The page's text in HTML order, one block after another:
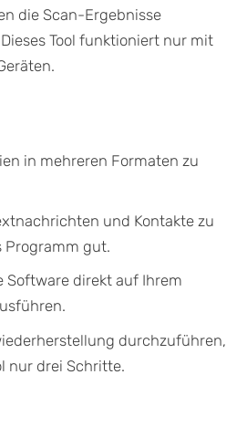
die Scan-Ergebnisse
Tool funktioniert nur mit
in mehreren Formaten zu
und Kontakte zu
Programm gut.
Software direkt auf Ihrem
durchzuführen,
nur drei Schritte.